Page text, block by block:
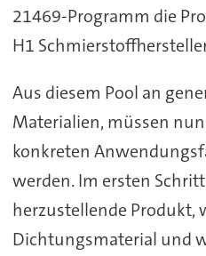
21469-Programm die
H1
Aus diesem Pool an
Materialien, müssen
konkreten
werden. Im ersten
herzustellende Produkt,
Dichtungsmaterial und